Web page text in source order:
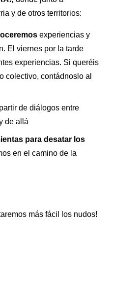
y de otros territorios:
experiencias y
El viernes por la tarde
experiencias. Si queréis
colectivo, contádnoslo al
de diálogos entre
de allá
para desatar los
en el camino de la
más fácil los nudos!